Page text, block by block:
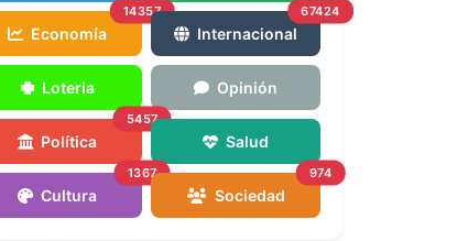
Economía
14357
Internacional
67424
Loteria Opinión
Política
5457
Salud
Cultura
1367
Sociedad
974